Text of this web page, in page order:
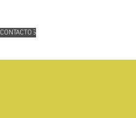
CONTACTO
CONTACT US